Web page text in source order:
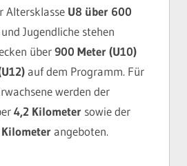
Altersklasse U8 über 600
Jugendliche stehen
über900 Meter (U10)
auf dem Programm. Für
werden der
4,2 Kilometer sowie der
angeboten.